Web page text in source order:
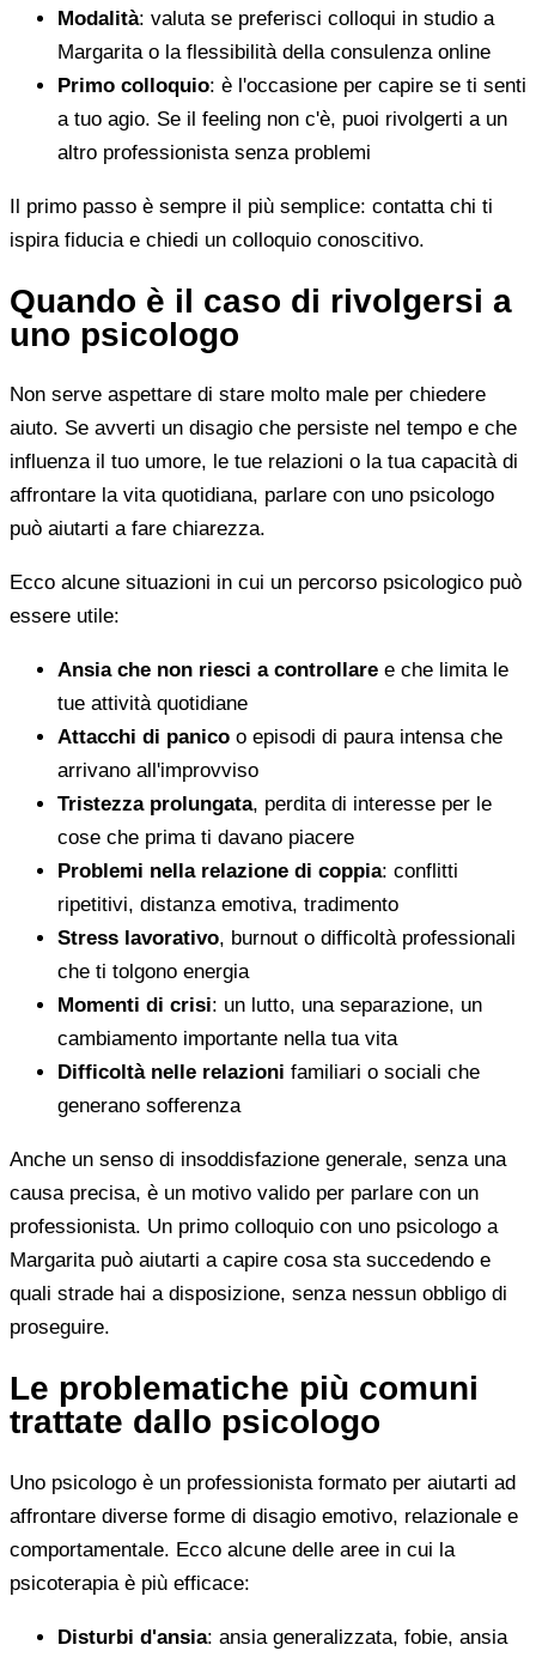
Modalità: valuta se preferisci colloqui in studio a
Margarita o la flessibilità della consulenza online
Primo colloquio: è l'occasione per capire se ti senti
a tuo agio. Se il feeling non c'è, puoi rivolgerti a un
altro professionista senza problemi
Il primo passo è sempre il più semplice: contatta chi ti
ispira fiducia e chiedi un colloquio conoscitivo.
Quando è il caso di rivolgersi a
uno psicologo
Non serve aspettare di stare molto male per chiedere
aiuto. Se avverti un disagio che persiste nel tempo e che
influenza il tuo umore, le tue relazioni o la tua capacità di
affrontare la vita quotidiana, parlare con uno psicologo
può aiutarti a fare chiarezza.
Ecco alcune situazioni in cui un percorso psicologico può
essere utile:
Ansia che non riesci a controllare e che limita le
tue attività quotidiane
Attacchi di panico o episodi di paura intensa che
arrivano all'improvviso
Tristezza prolungata, perdita di interesse per le
cose che prima ti davano piacere
Problemi nella relazione di coppia: conflitti
ripetitivi, distanza emotiva, tradimento
Stress lavorativo, burnout o difficoltà professionali
che ti tolgono energia
Momenti di crisi: un lutto, una separazione, un
cambiamento importante nella tua vita
Difficoltà nelle relazioni familiari o sociali che
generano sofferenza
Anche un senso di insoddisfazione generale, senza una
causa precisa, è un motivo valido per parlare con un
professionista. Un primo colloquio con uno psicologo a
Margarita può aiutarti a capire cosa sta succedendo e
quali strade hai a disposizione, senza nessun obbligo di
proseguire.
Le problematiche più comuni
trattate dallo psicologo
Uno psicologo è un professionista formato per aiutarti ad
affrontare diverse forme di disagio emotivo, relazionale e
comportamentale. Ecco alcune delle aree in cui la
psicoterapia è più efficace:
Disturbi d'ansia: ansia generalizzata, fobie, ansia